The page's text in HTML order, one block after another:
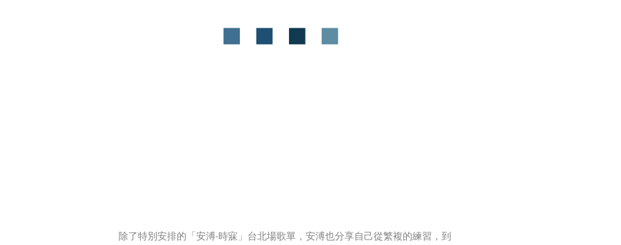
除了特別安排的「安溥‧時寐」台北場歌單，安溥也分享自己從繁複的練習，到